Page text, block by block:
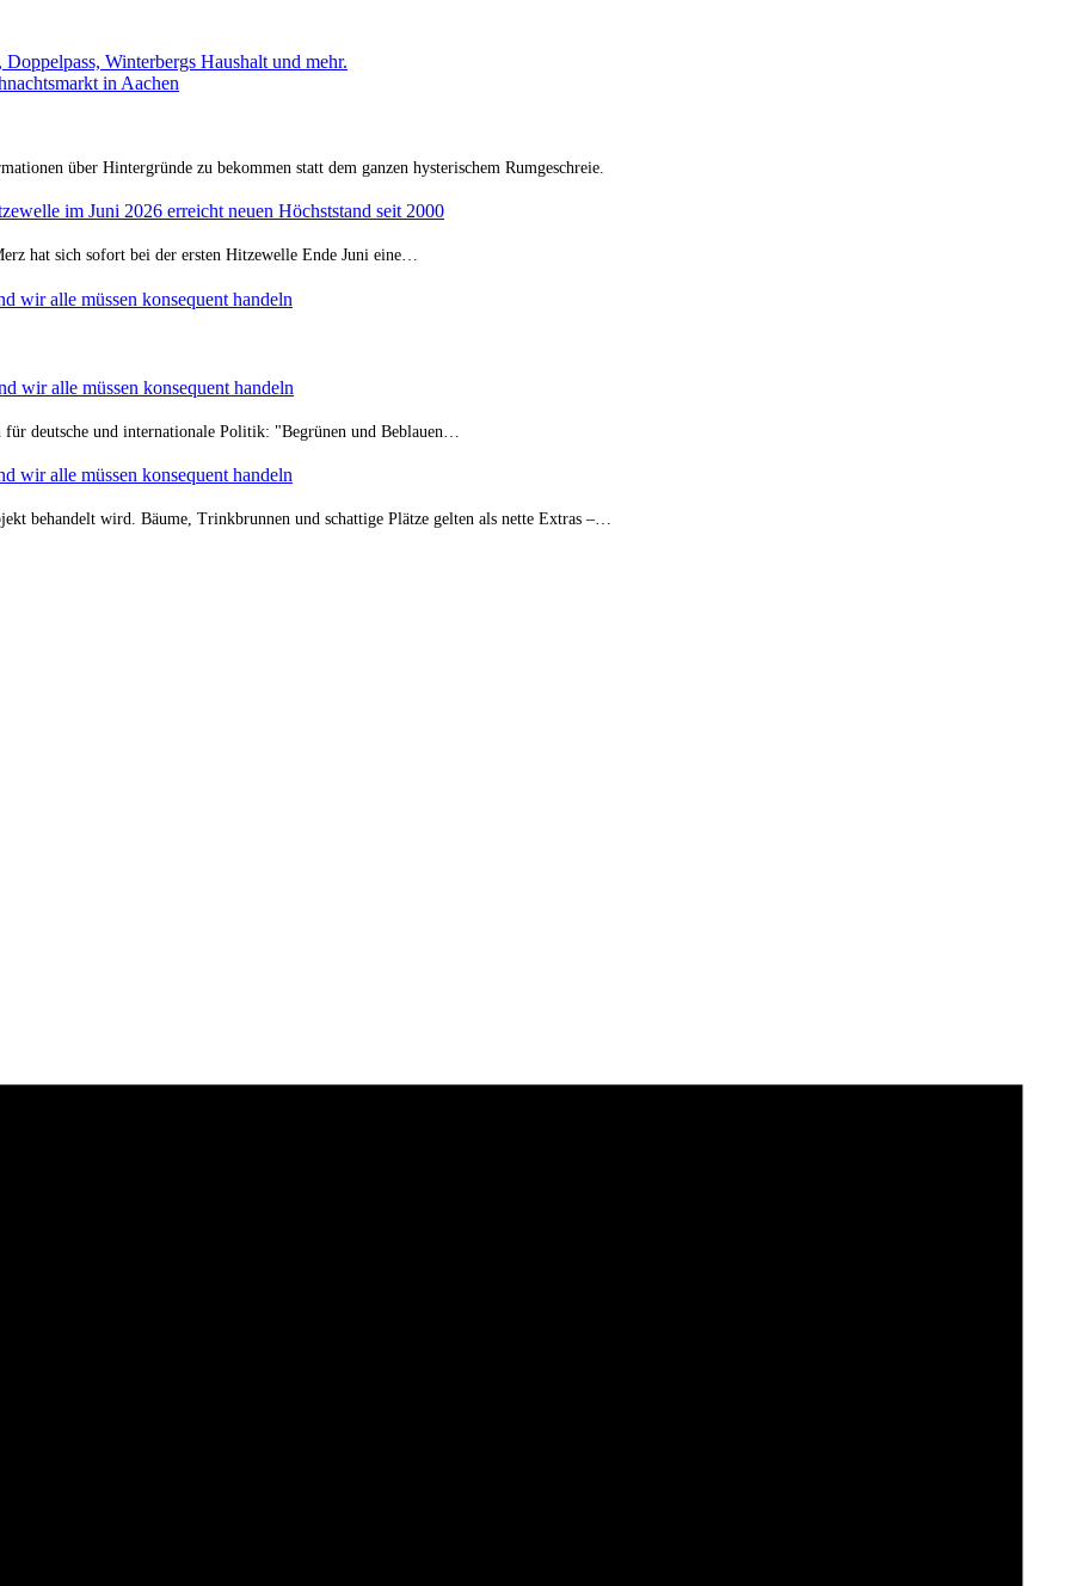
Winterbergs Haushalt und mehr.
in Aachen
über Hintergründe zu bekommen statt dem ganzen hysterischem Rumgeschreie.
im Juni 2026 erreicht neuen Höchststand seit 2000
hat sich sofort bei der ersten Hitzewelle Ende Juni eine…
wir alle müssen konsequent handeln
wir alle müssen konsequent handeln
deutsche und internationale Politik: "Begrünen und Beblauen…
wir alle müssen konsequent handeln
behandelt wird. Bäume, Trinkbrunnen und schattige Plätze gelten als nette Extras –…